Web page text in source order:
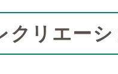
クリエーシ